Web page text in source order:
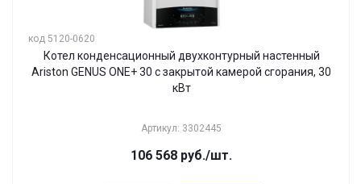
код 5120-0620
Котел конденсационный двухконтурный настенный
Ariston GENUS ONE+ 30 с закрытой камерой сгорания, 30
кВт
Артикул: 3302445
106 568 руб./шт.